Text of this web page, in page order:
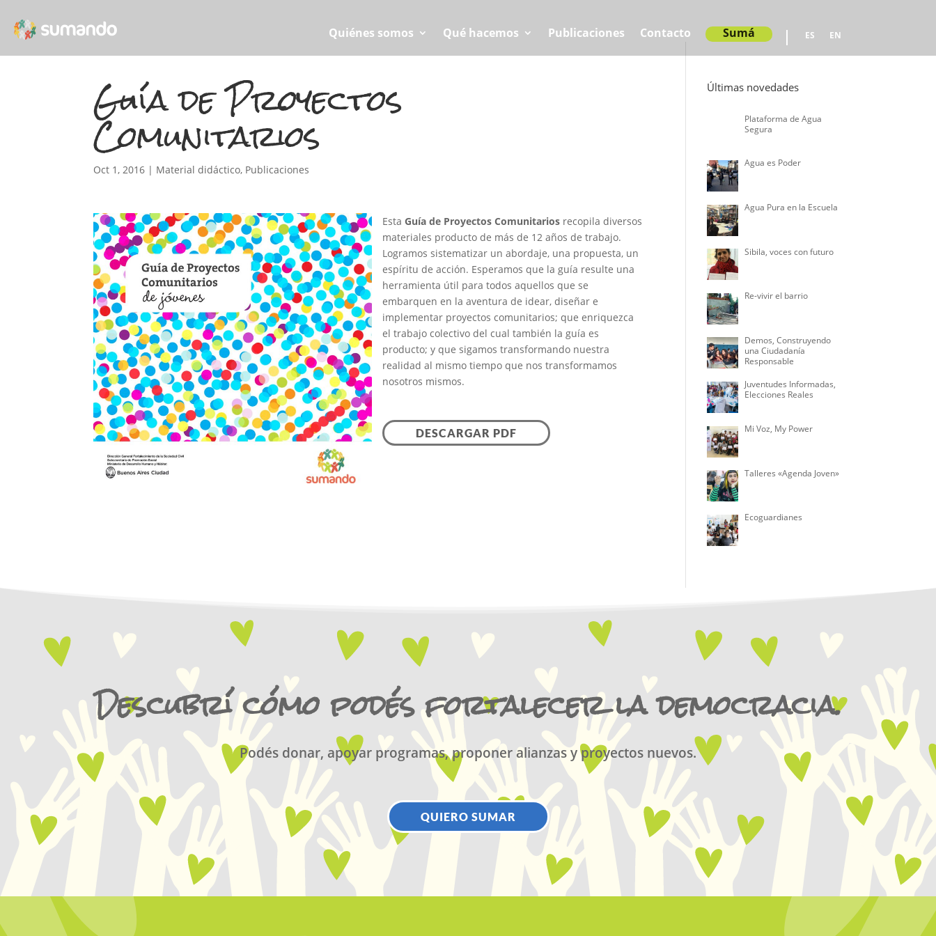
Quiénes somos Qué hacemos Publicaciones Contacto Sumá ES EN
Guía de Proyectos
Comunitarios
Oct 1, 2016 | Material didáctico, Publicaciones
Esta Guía de Proyectos Comunitarios recopila diversos
materiales producto de más de 12 años de trabajo.
Logramos sistematizar un abordaje, una propuesta, un
espíritu de acción. Esperamos que la guía resulte una
herramienta útil para todos aquellos que se
embarquen en la aventura de idear, diseñar e
implementar proyectos comunitarios; que enriquezca
el trabajo colectivo del cual también la guía es
producto; y que sigamos transformando nuestra
realidad al mismo tiempo que nos transformamos
nosotros mismos.
DESCARGAR PDF
Últimas novedades
Plataforma de Agua
Segura
Agua es Poder
Agua Pura en la Escuela
Sibila, voces con futuro
Re-vivir el barrio
Demos, Construyendo
una Ciudadanía
Responsable
Juventudes Informadas,
Elecciones Reales
Mi Voz, My Power
Talleres «Agenda Joven»
Ecoguardianes
Descubrí cómo podés fortalecer la democracia.
Podés donar, apoyar programas, proponer alianzas y proyectos nuevos.
QUIERO SUMAR